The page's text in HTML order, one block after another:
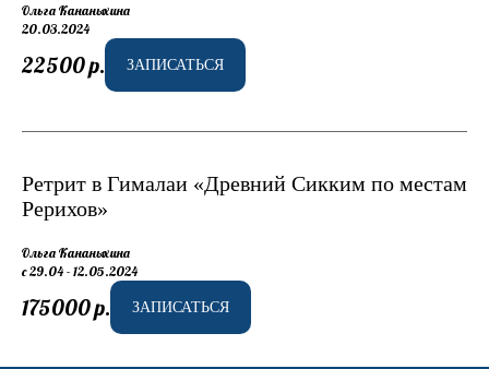
Ольга Кананыхина
20.03.2024
22500р. ЗАПИСАТЬСЯ
Ретрит в Гималаи «Древний Сикким по местам
Рерихов»
Ольга Кананыхина
с 29.04 - 12.05.2024
175000р. ЗАПИСАТЬСЯ